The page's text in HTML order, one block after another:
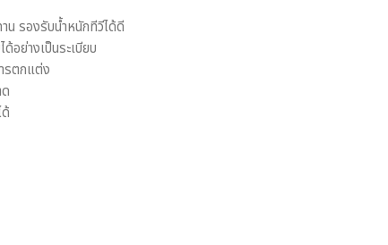
น รองรับน้ำหนักทีวีได้ดี
อย่างเป็นระเบียบ
รตกแต่ง